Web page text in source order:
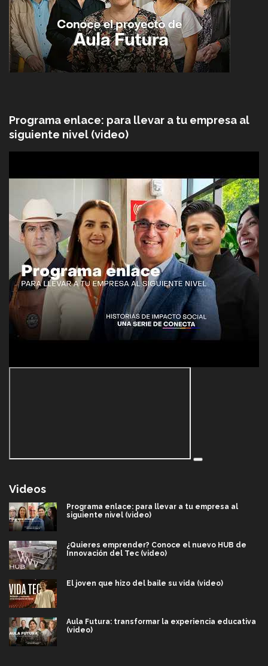
Programa enlace: para llevar a tu empresa al
siguiente nivel (video)
Videos
Programa enlace: para llevar a tu empresa al
siguiente nivel (video)
¿Quieres emprender? Conoce el nuevo HUB de
Innovación del Tec (video)
El joven que hizo del baile su vida (video)
Aula Futura: transformar la experiencia educativa
(video)